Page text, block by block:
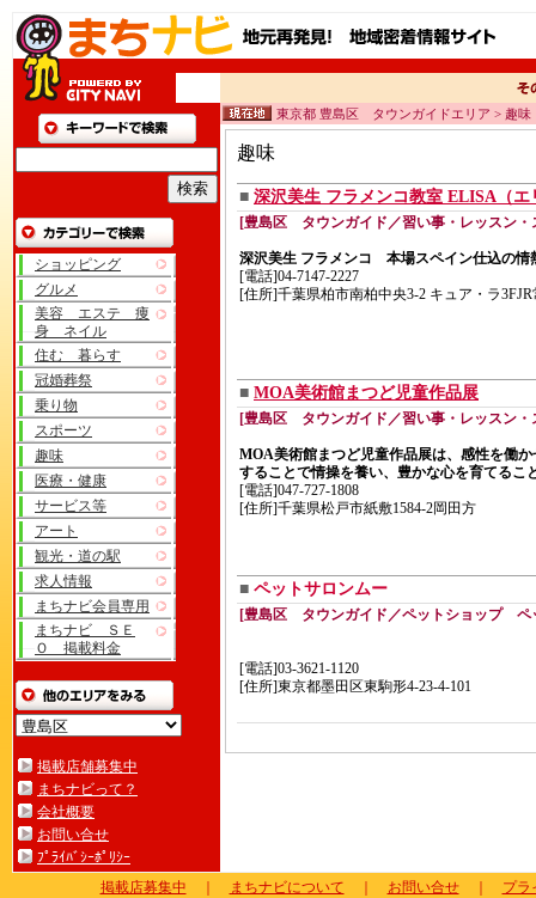
ショッピング
グルメ
美容 エステ 痩
身 ネイル
住む 暮らす
冠婚葬祭
乗り物
スポーツ
趣味
医療・健康
サービス等
アート
観光・道の駅
求人情報
まちナビ会員専用
まちナビ ＳＥ
Ｏ 掲載料金
掲載店舗募集中
まちナビって？
会社概要
お問い合せ
ﾌﾟﾗｲﾊﾞｼｰﾎﾟﾘｼｰ
東京都 豊島区 タウンガイドエリア > 趣味
趣味
■ 深沢美生 フラメンコ教室 ELISA（
[豊島区 タウンガイド／習い事・レッスン・
深沢美生 フラメンコ 本場スペイン仕込の情
[電話]04-7147-2227
[住所]千葉県柏市南柏中央3-2 キュア・ラ
■ MOA美術館まつど児童作品展
[豊島区 タウンガイド／習い事・レッスン・
MOA美術館まつど児童作品展は、感性を働
することで情操を養い、豊かな心を育てるこ
[電話]047-727-1808
[住所]千葉県松戸市紙敷1584-2岡田方
■ ペットサロンムー
[豊島区 タウンガイド／ペットショップ ペ
[電話]03-3621-1120
[住所]東京都墨田区東駒形4-23-4-101
掲載店募集中 まちナビについて お問い合せ｜
プラ